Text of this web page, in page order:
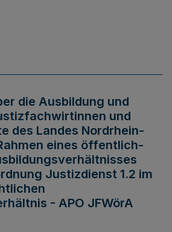
die Ausbildung und
und
des Landes Nordrhein-
eines öffentlich-
Justizdienst 1.2 im
- APO JFWörA